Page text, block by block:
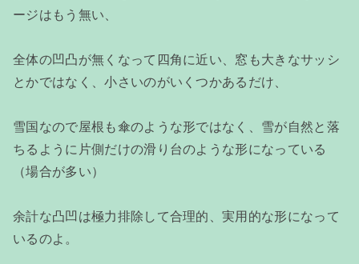
ージはもう無い、
全体の凹凸が無くなって四角に近い、窓も大きなサッシ
とかではなく、小さいのがいくつかあるだけ、
雪国なので屋根も傘のような形ではなく、雪が自然と落
ちるように片側だけの滑り台のような形になっている
（場合が多い）
余計な凸凹は極力排除して合理的、実用的な形になって
いるのよ。